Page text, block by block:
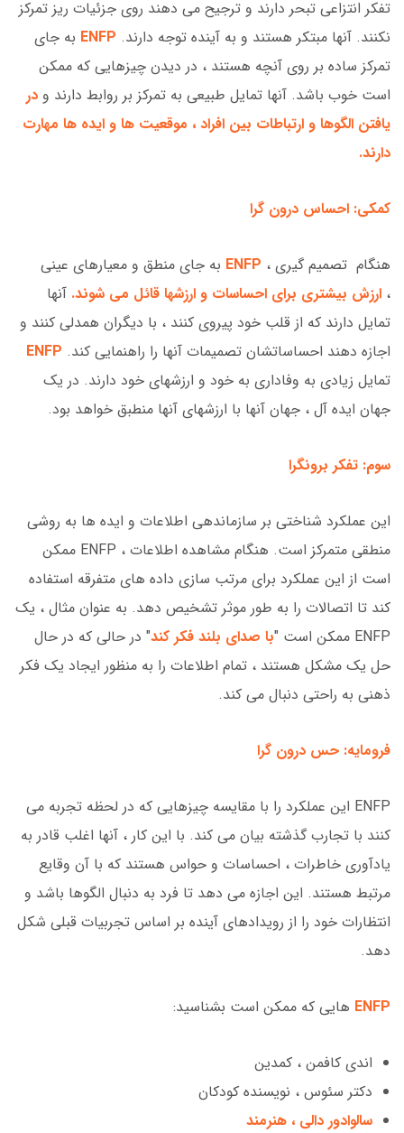
تفکر انتزاعی تبحر دارند و ترجیح می دهند روی جزئیات ریز تمرکز
نکنند. آنها مبتکر هستند و به آینده توجه دارند. ENFP به جای
تمرکز ساده بر روی آنچه هستند ، در دیدن چیزهایی که ممکن
است خوب باشد. آنها تمایل طبیعی به تمرکز بر روابط دارند و در
یافتن الگوها و ارتباطات بین افراد ، موقعیت ها و ایده ها مهارت
دارند.
کمکی: احساس درون گرا
هنگام تصمیم گیری ، ENFP به جای منطق و معیارهای عینی
، ارزش بیشتری برای احساسات و ارزشها قائل می شوند. آنها
تمایل دارند که از قلب خود پیروی کنند ، با دیگران همدلی کنند و
اجازه دهند احساساتشان تصمیمات آنها را راهنمایی کند. ENFP
تمایل زیادی به وفاداری به خود و ارزشهای خود دارند. در یک
جهان ایده آل ، جهان آنها با ارزشهای آنها منطبق خواهد بود.
سوم: تفکر برونگرا
این عملکرد شناختی بر سازماندهی اطلاعات و ایده ها به روشی
منطقی متمرکز است. هنگام مشاهده اطلاعات ، ENFP ممکن
است از این عملکرد برای مرتب سازی داده های متفرقه استفاده
کند تا اتصالات را به طور موثر تشخیص دهد. به عنوان مثال ، یک
ENFP ممکن است "
با صدای بلند فکر کند" در حالی که در حال
حل یک مشکل هستند ، تمام اطلاعات را به منظور ایجاد یک فکر
ذهنی به راحتی دنبال می کند.
فرومایه: حس درون گرا
ENFP این عملکرد را با مقایسه چیزهایی که در لحظه تجربه می
کنند با تجارب گذشته بیان می کند. با این کار ، آنها اغلب قادر به
یادآوری خاطرات ، احساسات و حواس هستند که با آن وقایع
مرتبط هستند. این اجازه می دهد تا فرد به دنبال الگوها باشد و
انتظارات خود را از رویدادهای آینده بر اساس تجربیات قبلی شکل
دهد.
ENFP هایی که ممکن است بشناسید:
اندی کافمن ، کمدین
دکتر سئوس ، نویسنده کودکان
سالوادور دالی ، هنرمند